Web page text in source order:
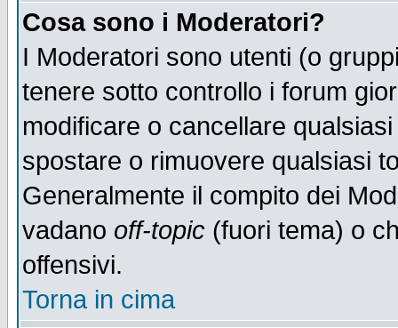
Cosa sono i Moderatori?
I Moderatori sono utenti (o
tenere sotto controllo i forum
modificare o cancellare
spostare o rimuovere qualsiasi
Generalmente il compito dei
vadano off-topic (fuori tema) o
offensivi.
Torna in cima